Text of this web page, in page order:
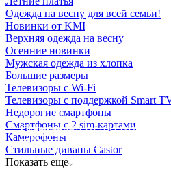
Одежда на весну для всей семьи!
Новинки от KMI
Верхняя одежда на весну
Осенние новинки
Мужская одежда из хлопка
Большие размеры
Телевизоры с Wi-Fi
Телевизоры с поддержкой Smart
Недорогие смартфоны
Смартфоны с 2 sim-картами
Камерофоны
Стильные диваны Castor
Показать еще
Освещение
Здания префектуры ТиНАО
Освещение
Калужский завод путевых
Освещение
СТРОИТЕЛЬНЫЙ
МЕРЛЕН»
Освещение
Железнодорожный вокзал